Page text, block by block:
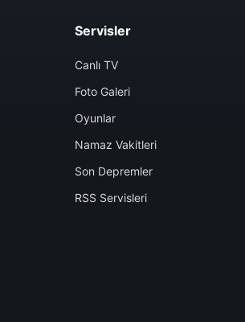
Servisler
Canlı TV
Foto Galeri
Oyunlar
Namaz Vakitleri
Son Depremler
RSS Servisleri